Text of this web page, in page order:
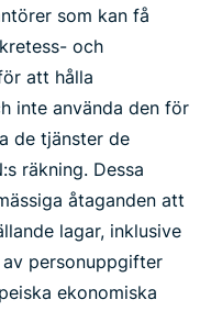
som kan få
och
att hålla
inte använda den för
de tjänster de
räkning. Dessa
åtaganden att
lagar, inklusive
personuppgifter
ekonomiska